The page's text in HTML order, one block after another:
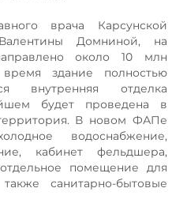
врача Карсунской
Домниной, на
около 10 млн
здание полностью
внутренняя отделка
будет проведена в
В новом ФАПе
водоснабжение,
кабинет фельдшера,
помещение для
санитарно-бытовые